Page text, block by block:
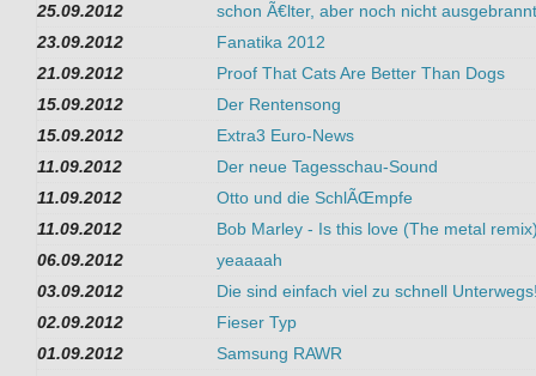
25.09.2012
schon Ã€lter, aber noch nicht
23.09.2012
Fanatika 2012
21.09.2012
Proof That Cats Are Better Than Dogs
15.09.2012
Der Rentensong
15.09.2012
Extra3 Euro-News
11.09.2012
Der neue Tagesschau-Sound
11.09.2012
Otto und die SchlÃŒmpfe
11.09.2012
Bob Marley - Is this love (The metal
06.09.2012
yeaaaah
03.09.2012
Die sind einfach viel zu schnell
02.09.2012
Fieser Typ
01.09.2012
Samsung RAWR